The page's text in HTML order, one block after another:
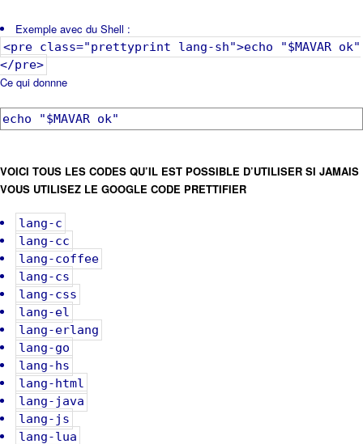
Exemple avec du Shell :
<pre class="prettyprint lang-sh">echo "$MAVAR ok"
</pre>
Ce qui donnne
echo "$MAVAR ok"
VOICI TOUS LES CODES QU’IL EST POSSIBLE D’UTILISER SI JAMAIS
VOUS UTILISEZ LE GOOGLE CODE PRETTIFIER
lang-c
lang-cc
lang-coffee
lang-cs
lang-css
lang-el
lang-erlang
lang-go
lang-hs
lang-html
lang-java
lang-js
lang-lua